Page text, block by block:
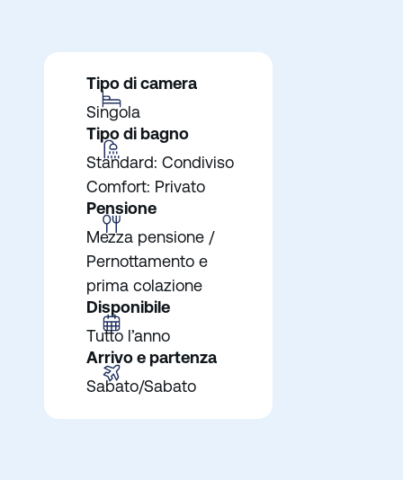
Tipo di camera
Singola
Tipo di bagno
Standard: Condiviso
Comfort: Privato
Pensione
Mezza pensione /
Pernottamento e
prima colazione
Disponibile
Tutto l’anno
Arrivo e partenza
Sabato/Sabato